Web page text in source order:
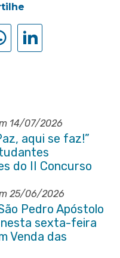
14/07/2026
aqui se faz!”
do II Concurso
Itaboraí
25/06/2026
Pedro Apóstolo
sexta-feira
Venda das